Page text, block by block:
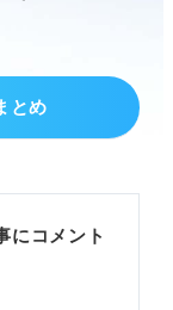
とめ
料理を楽し
にコメント